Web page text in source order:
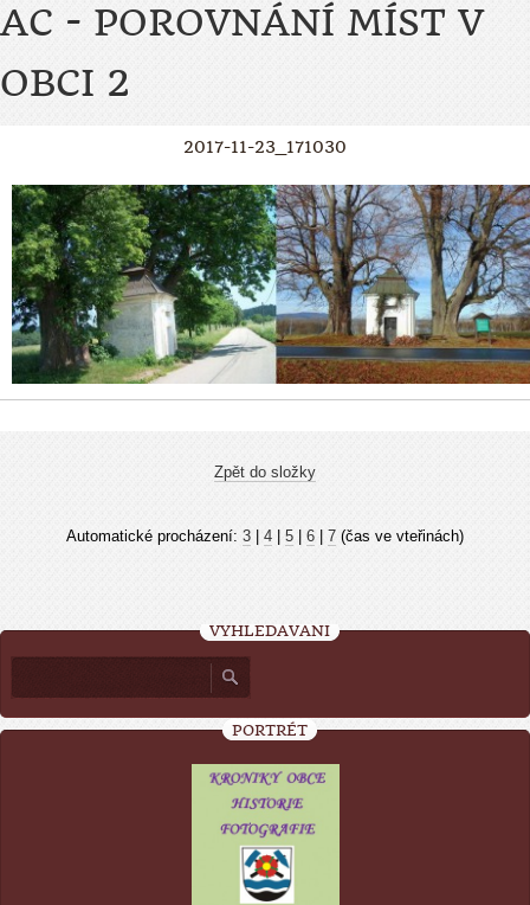
AC - POROVNÁNÍ MÍST V
OBCI 2
2017-11-23_171030
Zpět do složky
Automatické procházení: 3 4 5 6 7 (čas ve vteřinách)
VYHLEDÁVÁNÍ
PORTRÉT